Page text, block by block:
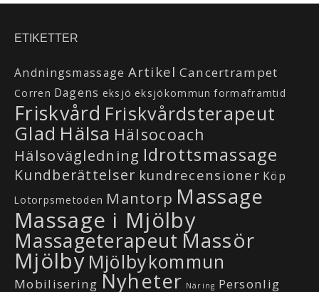
ETIKETTER
Andningsmassage Artikel Cancertrampet
Corren Dagens eksjö eksjökommun formaframtid
Friskvård Friskvårdsterapeut
Glad Hälsa Hälsocoach
Hälsovägledning Idrottsmassage
Kundberättelser kundrecensioner Köp
Lotorpsmetoden Mantorp Massage
Massage i Mjölby
Massageterapeut Massör
Mjölby Mjölbykommun
Mobilisering Nyheter Näring Personlig